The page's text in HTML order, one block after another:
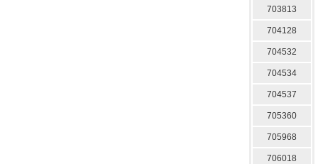
703813
704128
704532
704534
704537
705360
705968
706018